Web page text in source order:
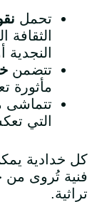
تحمل
الثقافة
النجدية
تتضمن
مأثورة
تتماشى
التي
كل خدادية
فنية تُروى من
تراثية.